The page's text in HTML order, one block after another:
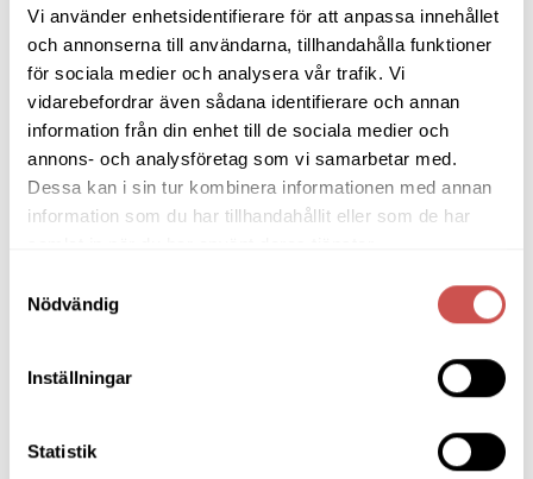
Vi använder enhetsidentifierare för att anpassa innehållet
och annonserna till användarna, tillhandahålla funktioner
för sociala medier och analysera vår trafik. Vi
vidarebefordrar även sådana identifierare och annan
information från din enhet till de sociala medier och
annons- och analysföretag som vi samarbetar med.
Dessa kan i sin tur kombinera informationen med annan
information som du har tillhandahållit eller som de har
Nödvändig
Inställningar
Statistik
Barbord
Barstolar & Barpallar
Belysning
Bokhyllor
Byråer
Hallmöbler